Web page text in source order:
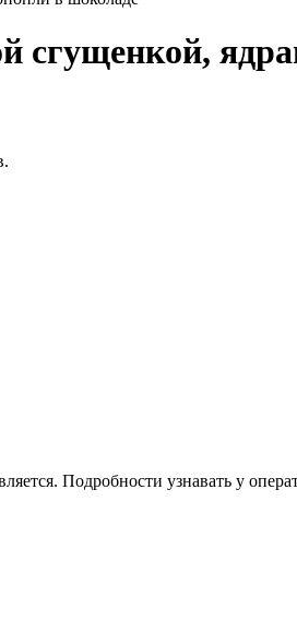
сгущенкой,
Подробности узнавать у